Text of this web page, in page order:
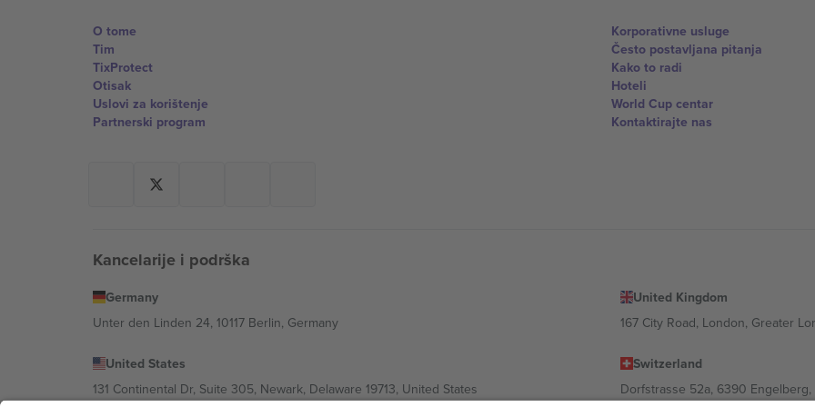
O tome
Tim
TixProtect
Otisak
Uslovi za korištenje
Partnerski program
Korporativne usluge
Često postavljana pitanja
Kako to radi
Hoteli
World Cup centar
Kontaktirajte nas
Kancelarije i podrška
Germany
Unter den Linden 24, 10117 Berlin, Germany
United Kingdom
167 City Road, London, Greater
United States
131 Continental Dr, Suite 305, Newark, Delaware 19713, United States
Switzerland
Dorfstrasse 52a, 6390 Engelberg,